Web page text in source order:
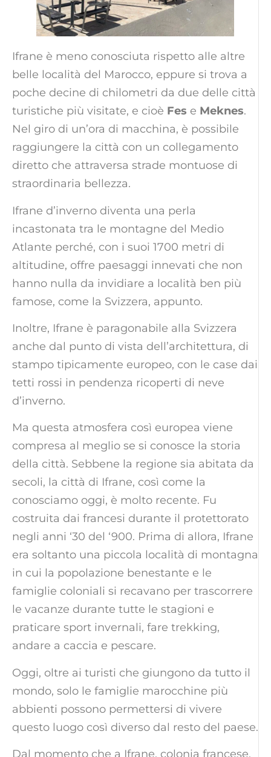
Ifrane è meno conosciuta rispetto alle altre
belle località del Marocco, eppure si trova a
poche decine di chilometri da due delle città
turistiche più visitate, e cioè Fes e Meknes.
Nel giro di un’ora di macchina, è possibile
raggiungere la città con un collegamento
diretto che attraversa strade montuose di
straordinaria bellezza.
Ifrane d’inverno diventa una perla
incastonata tra le montagne del Medio
Atlante perché, con i suoi 1700 metri di
altitudine, offre paesaggi innevati che non
hanno nulla da invidiare a località ben più
famose, come la Svizzera, appunto.
Inoltre, Ifrane è paragonabile alla Svizzera
anche dal punto di vista dell’architettura, di
stampo tipicamente europeo, con le case dai
tetti rossi in pendenza ricoperti di neve
d’inverno.
Ma questa atmosfera così europea viene
compresa al meglio se si conosce la storia
della città. Sebbene la regione sia abitata da
secoli, la città di Ifrane, così come la
conosciamo oggi, è molto recente. Fu
costruita dai francesi durante il protettorato
negli anni ‘30 del ‘900. Prima di allora, Ifrane
era soltanto una piccola località di montagna
in cui la popolazione benestante e le
famiglie coloniali si recavano per trascorrere
le vacanze durante tutte le stagioni e
praticare sport invernali, fare trekking,
andare a caccia e pescare.
Oggi, oltre ai turisti che giungono da tutto il
mondo, solo le famiglie marocchine più
abbienti possono permettersi di vivere
questo luogo così diverso dal resto del paese.
Dal momento che a Ifrane, colonia francese,